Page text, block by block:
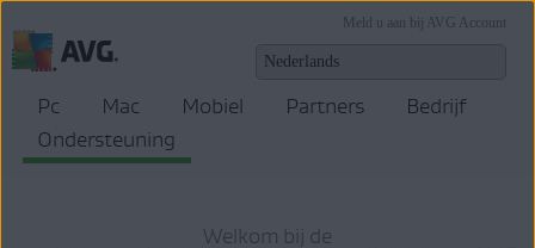
Meld u aan bij AVG Account
Pc Mac Mobiel Partners
Bedrijf
Ondersteuning
Welkom bij de